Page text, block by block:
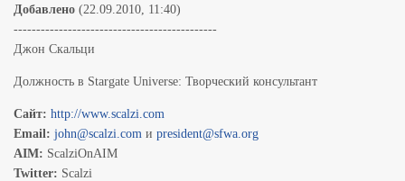
Добавлено (22.09.2010, 11:40)
---------------------------------------------
Джон Скальци
Должность в Stargate Universe: Творческий консультант
Cайт: http://www.scalzi.com
Email: john@scalzi.com и president@sfwa.org
AIM: ScalziOnAIM
Twitter: Scalzi